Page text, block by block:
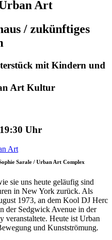
Art
/ zukünftiges
mit Kindern und
Art Kultur
Uhr
Sarale / Urban Art Complex
sie uns heute geläufig sind
in New York zurück. Als
1973, an dem Kool DJ Herc
der Sedgwick Avenue in der
Heute ist Urban
und Kunstströmung.